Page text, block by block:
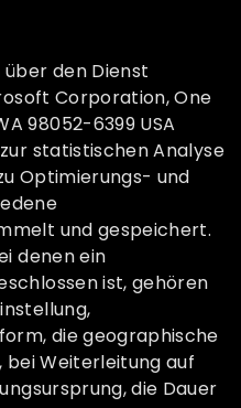
den Dienst
Corporation, One
98052-6399 USA
statistischen Analyse
Optimierungs- und
und gespeichert.
denen ein
ist, gehören
die geographische
bei Weiterleitung auf
die Dauer